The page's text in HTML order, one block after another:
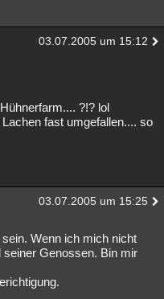
03.07.2005 um 15:12
?!? lol
fast umgefallen.... so
03.07.2005 um 15:25
Wenn ich mich nicht
Genossen. Bin mir